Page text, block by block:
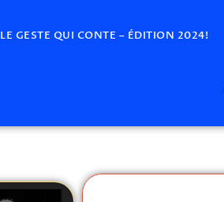
LE GESTE QUI CONTE – ÉDITION 2024!